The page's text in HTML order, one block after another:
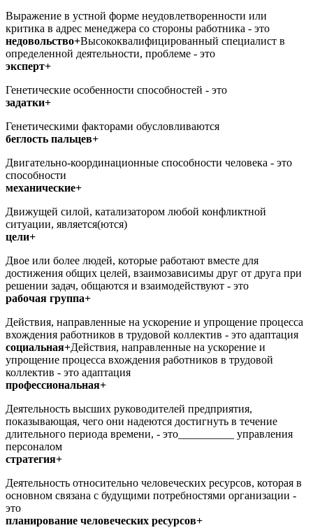
Выражение в устной форме неудовлетворенности или
критика в адрес менеджера со стороны работника - это
недовольство+Высококвалифицированный специалист в
определенной деятельности, проблеме - это
эксперт+
Генетические особенности способностей - это
задатки+
Генетическими факторами обусловливаются
беглость пальцев+
Двигательно-координационные способности человека - это
способности
механические+
Движущей силой, катализатором любой конфликтной
ситуации, является(ются)
цели+
Двое или более людей, которые работают вместе для
достижения общих целей, взаимозависимы друг от друга при
решении задач, общаются и взаимодействуют - это
рабочая группа+
Действия, направленные на ускорение и упрощение процесса
вхождения работников в трудовой коллектив - это адаптация
социальная+Действия, направленные на ускорение и
упрощение процесса вхождения работников в трудовой
коллектив - это адаптация
профессиональная+
Деятельность высших руководителей предприятия,
показывающая, чего они надеются достигнуть в течение
длительного периода времени, - это__________ управления
персоналом
стратегия+
Деятельность относительно человеческих ресурсов, которая в
основном связана с будущими потребностями организации -
это
планирование человеческих ресурсов+